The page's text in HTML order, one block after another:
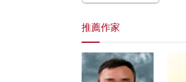
推薦作家